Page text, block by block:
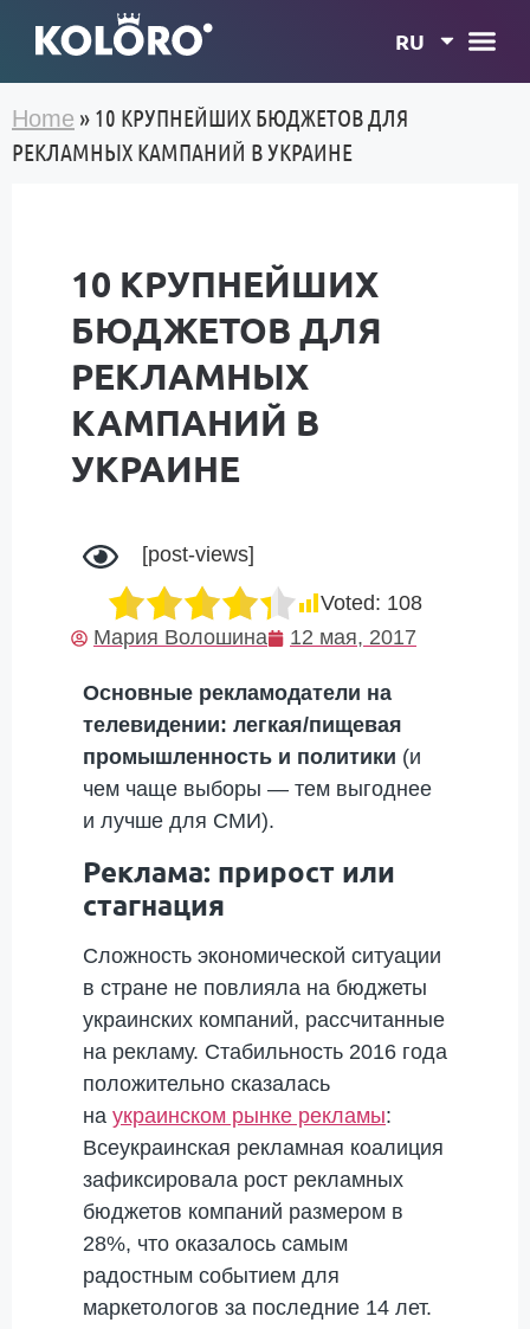
RU
Home » 10 КРУПНЕЙШИХ БЮДЖЕТОВ ДЛЯ
РЕКЛАМНЫХ КАМПАНИЙ В УКРАИНЕ
10 КРУПНЕЙШИХ
БЮДЖЕТОВ ДЛЯ
РЕКЛАМНЫХ
КАМПАНИЙ В
УКРАИНЕ
[post-views]
Voted: 108
Мария Волошина
12 мая, 2017
Основные рекламодатели на
телевидении: легкая/пищевая
промышленность и политики (и
чем чаще выборы — тем выгоднее
и лучше для СМИ).
Реклама: прирост или
стагнация
Сложность экономической ситуации
в стране не повлияла на бюджеты
украинских компаний, рассчитанные
на рекламу. Стабильность 2016 года
положительно сказалась
на украинском рынке рекламы:
Всеукраинская рекламная коалиция
зафиксировала рост рекламных
бюджетов компаний размером в
28%, что оказалось самым
радостным событием для
маркетологов за последние 14 лет.